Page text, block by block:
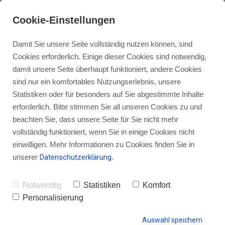
PHOA003 – Wie du deinen
Podcast mit Geschichten zum
Leben erweckst
von Gordon Schönwälder 21. September 2014
Cookie-Einstellungen
Damit Sie unsere Seite vollständig nutzen können, sind
Cookies erforderlich. Einige dieser Cookies sind notwendig,
damit unsere Seite überhaupt funktioniert, andere Cookies
sind nur ein komfortables Nutzungserlebnis, unsere
Statistiken oder für besonders auf Sie abgestimmte Inhalte
erforderlich. Bitte stimmen Sie all unseren Cookies zu und
beachten Sie, dass unsere Seite für Sie nicht mehr
vollständig funktioniert, wenn Sie in einige Cookies nicht
einwilligen. Mehr Informationen zu Cookies finden Sie in
unserer Datenschutzerklärung.
Notwendig Statistiken
Komfort
Personalisierung
Auswahl speichern